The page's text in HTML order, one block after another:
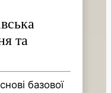
та
базової